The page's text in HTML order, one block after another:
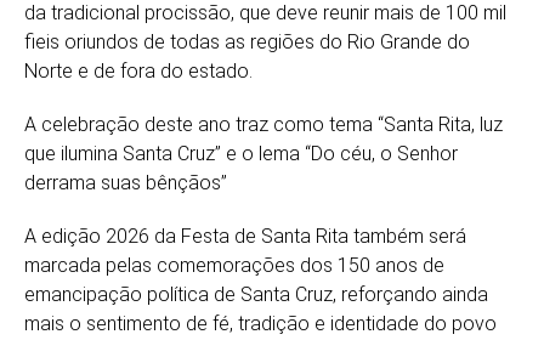
da tradicional procissão, que deve reunir mais de 100 mil
fieis oriundos de todas as regiões do Rio Grande do
Norte e de fora do estado.
A celebração deste ano traz como tema “Santa Rita, luz
que ilumina Santa Cruz” e o lema “Do céu, o Senhor
derrama suas bênçãos”
A edição 2026 da Festa de Santa Rita também será
marcada pelas comemorações dos 150 anos de
emancipação política de Santa Cruz, reforçando ainda
mais o sentimento de fé, tradição e identidade do povo